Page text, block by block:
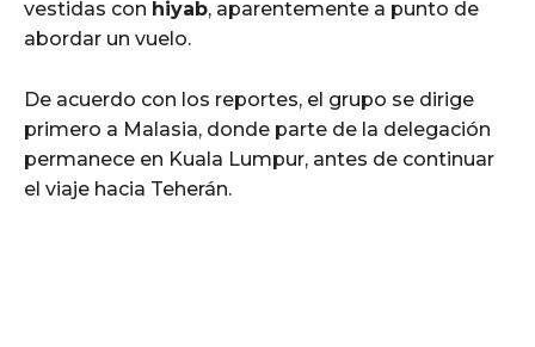
vestidas con hiyab, aparentemente a punto de
abordar un vuelo.
De acuerdo con los reportes, el grupo se dirige
primero a Malasia, donde parte de la delegación
permanece en Kuala Lumpur, antes de continuar
el viaje hacia Teherán.